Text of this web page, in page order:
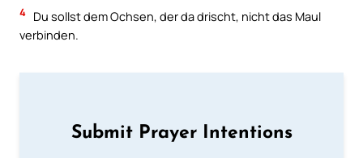
4 Du sollst dem Ochsen, der da drischt, nicht das Maul
verbinden.
Submit Prayer Intentions